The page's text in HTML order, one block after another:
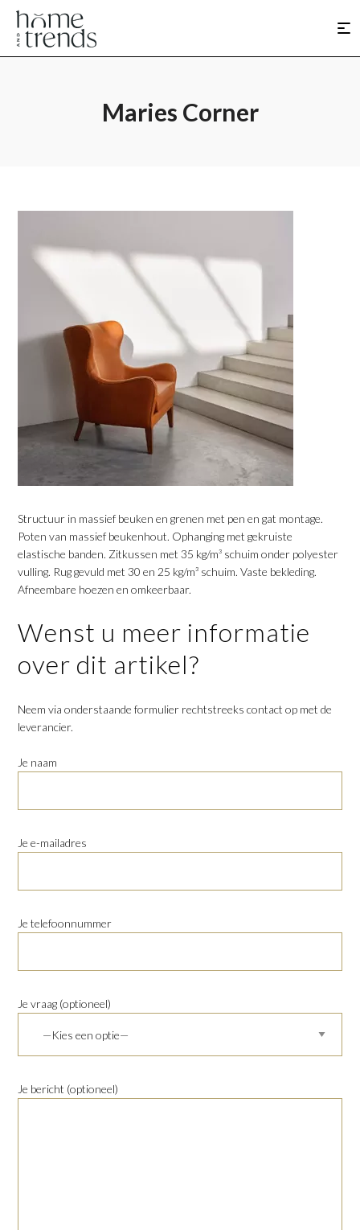
Maries Corner
Structuur in massief beuken en grenen met pen en gat montage.
Poten van massief beukenhout. Ophanging met gekruiste
elastische banden. Zitkussen met 35 kg/m³ schuim onder polyester
vulling. Rug gevuld met 30 en 25 kg/m³ schuim. Vaste bekleding.
Afneembare hoezen en omkeerbaar.
Wenst u meer informatie
over dit artikel?
Neem via onderstaande formulier rechtstreeks contact op met de
leverancier.
Je naam
Je e-mailadres
Je telefoonnummer
Je vraag (optioneel)
Je bericht (optioneel)